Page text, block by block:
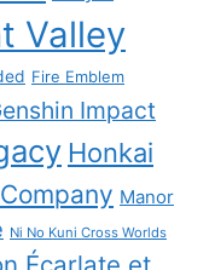
Valley
Fire Emblem
Impact
Honkai
Manor
Ni No Kuni Cross Worlds